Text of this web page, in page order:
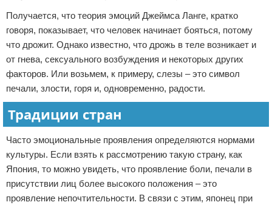
Получается, что теория эмоций Джеймса Ланге, кратко
говоря, показывает, что человек начинает бояться, потому
что дрожит. Однако известно, что дрожь в теле возникает и
от гнева, сексуального возбуждения и некоторых других
факторов. Или возьмем, к примеру, слезы – это символ
печали, злости, горя и, одновременно, радости.
Традиции стран
Часто эмоциональные проявления определяются нормами
культуры. Если взять к рассмотрению такую страну, как
Япония, то можно увидеть, что проявление боли, печали в
присутствии лиц более высокого положения – это
проявление непочтительности. В связи с этим, японец при